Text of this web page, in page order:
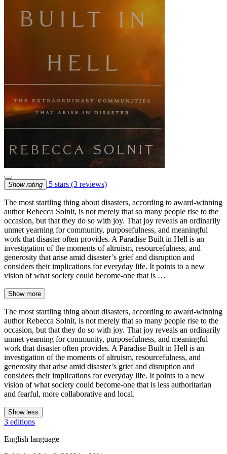
Show rating 5 stars (3 reviews)
The most startling thing about disasters, according to award-winning
author Rebecca Solnit, is not merely that so many people rise to the
occasion, but that they do so with joy. That joy reveals an ordinarily
unmet yearning for community, purposefulness, and meaningful
work that disaster often provides. A Paradise Built in Hell is an
investigation of the moments of altruism, resourcefulness, and
generosity that arise amid disaster’s grief and disruption and
considers their implications for everyday life. It points to a new
vision of what society could become-one that is …
Show more
The most startling thing about disasters, according to award-winning
author Rebecca Solnit, is not merely that so many people rise to the
occasion, but that they do so with joy. That joy reveals an ordinarily
unmet yearning for community, purposefulness, and meaningful
work that disaster often provides. A Paradise Built in Hell is an
investigation of the moments of altruism, resourcefulness, and
generosity that arise amid disaster’s grief and disruption and
considers their implications for everyday life. It points to a new
vision of what society could become-one that is less authoritarian
and fearful, more collaborative and local.
Show less
3 editions
English language